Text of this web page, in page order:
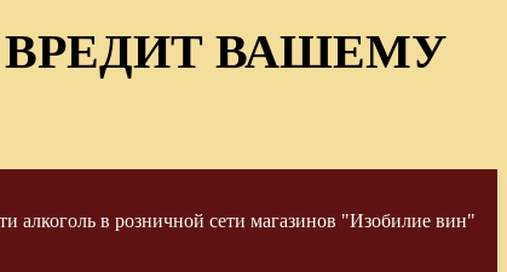
ВАШЕМУ
алкоголь в розничной сети магазинов "Изобилие вин"